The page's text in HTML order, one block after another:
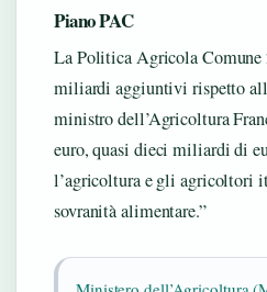
Piano PAC
La Politica Agricola Comune
miliardi aggiuntivi rispetto
ministro dell’Agricoltura
euro, quasi dieci miliardi di
l’agricoltura e gli agricoltori
sovranità alimentare.”